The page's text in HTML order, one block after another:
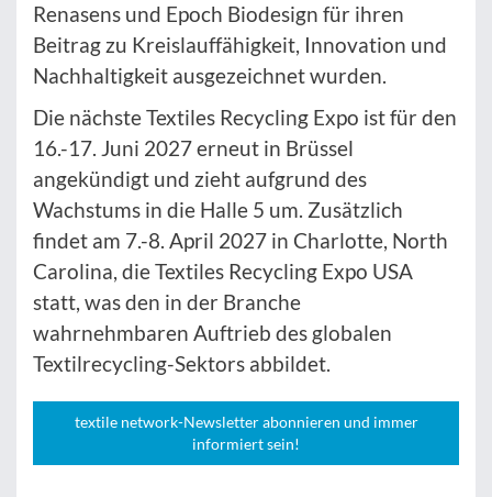
Renasens und Epoch Biodesign für ihren
Beitrag zu Kreislauffähigkeit, Innovation und
Nachhaltigkeit ausgezeichnet wurden.
Die nächste Textiles Recycling Expo ist für den
16.-17. Juni 2027 erneut in Brüssel
angekündigt und zieht aufgrund des
Wachstums in die Halle 5 um. Zusätzlich
findet am 7.-8. April 2027 in Charlotte, North
Carolina, die Textiles Recycling Expo USA
statt, was den in der Branche
wahrnehmbaren Auftrieb des globalen
Textilrecycling-Sektors abbildet.
textile network-Newsletter abonnieren und immer
informiert sein!